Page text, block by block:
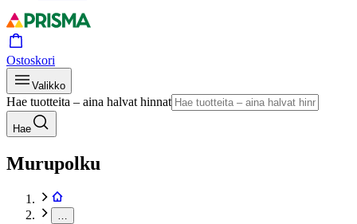
Ostoskori
Valikko
Hae tuotteita – aina halvat hinnat
Hae
Murupolku